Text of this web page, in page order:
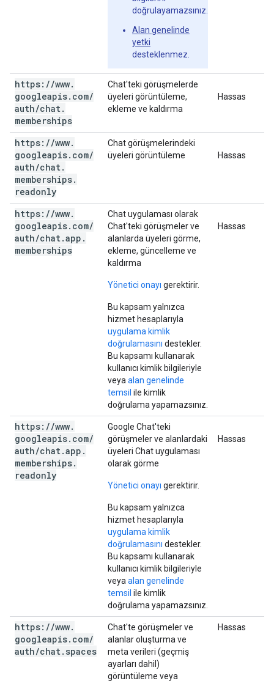
doğrulayamazsınız.
Alan genelinde
yetki
desteklenmez.
https: //www.
googleapis. com/
auth/chat.
memberships
Chat'teki görüşmelerde
üyeleri görüntüleme,
ekleme ve kaldırma
Hassas
https: //www.
googleapis. com/
auth/chat.
memberships.
readonly
Chat görüşmelerindeki
üyeleri görüntüleme
Hassas
https: //www.
googleapis. com/
auth/chat.app .
memberships
Chat uygulaması olarak
Chat'teki görüşmeler ve
alanlarda üyeleri görme,
ekleme, güncelleme ve
kaldırma
Yönetici onayı gerektirir.
Bu kapsam yalnızca
hizmet hesaplarıyla
uygulama kimlik
doğrulamasını destekler.
Bu kapsamı kullanarak
kullanıcı kimlik bilgileriyle
veya alan genelinde
temsil ile kimlik
doğrulama yapamazsınız.
Hassas
https: //www.
googleapis. com/
auth/chat.app .
memberships.
readonly
Google Chat'teki
görüşmeler ve alanlardaki
üyeleri Chat uygulaması
olarak görme
Yönetici onayı gerektirir.
Bu kapsam yalnızca
hizmet hesaplarıyla
uygulama kimlik
doğrulamasını destekler.
Bu kapsamı kullanarak
kullanıcı kimlik bilgileriyle
veya alan genelinde
temsil ile kimlik
doğrulama yapamazsınız.
Hassas
https: //www.
googleapis. com/
auth/chat. spaces
Chat'te görüşmeler ve
alanlar oluşturma ve
meta verileri (geçmiş
ayarları dahil)
görüntüleme veya
Hassas